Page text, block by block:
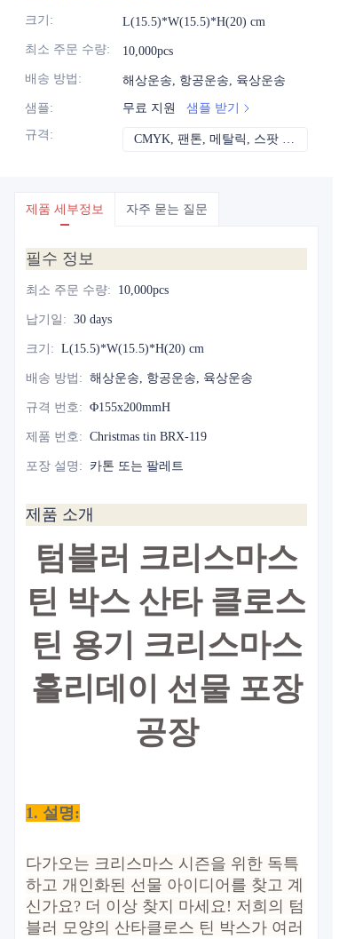
크기 : L(15.5)*W(15.5)*H(20) cm
최소 주문 수량: 10,000pcs
배송 방법 : 해상운송, 항공운송, 육상운송
샘플: 무료 지원
샘플 받기
규격 : CMYK, 팬톤, 메탈릭, 스팟 컬러 등
제품 세부정보 자주 묻는 질문
필수 정보
최소 주문 수량: 10,000pcs
납기일 : 30 days
크기 : L(15.5)*W(15.5)*H(20) cm
배송 방법 : 해상운송, 항공운송, 육상운송
규격 번호: Φ155x200mmH
제품 번호: Christmas tin BRX-119
포장 설명 : 카톤 또는 팔레트
제품 소개
텀블러 크리스마스
틴 박스 산타 클로스
틴 용기 크리스마스
홀리데이 선물 포장
공장
1. 설명:
다가오는 크리스마스 시즌을 위한 독특
하고 개인화된 선물 아이디어를 찾고 계
신가요? 더 이상 찾지 마세요! 저희의 텀
블러 모양의 산타클로스 틴 박스가 여러